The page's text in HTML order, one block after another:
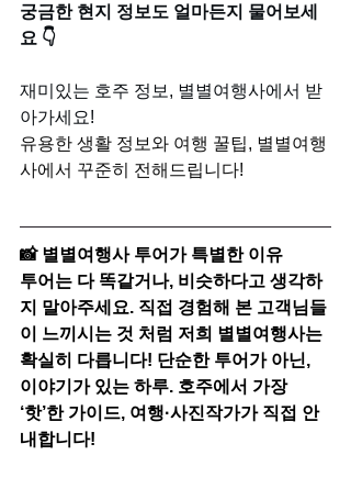
궁금한 현지 정보도 얼마든지 물어보세
요 👇
재미있는 호주 정보, 별별여행사에서 받
아가세요!
유용한 생활 정보와 여행 꿀팁, 별별여행
사에서 꾸준히 전해드립니다!
📸 별별여행사 투어가 특별한 이유
투어는 다 똑같거나, 비슷하다고 생각하
지 말아주세요. 직접 경험해 본 고객님들
이 느끼시는 것 처럼 저희 별별여행사는
확실히 다릅니다! 단순한 투어가 아닌,
이야기가 있는 하루. 호주에서 가장
‘핫’한 가이드, 여행·사진작가가 직접 안
내합니다!